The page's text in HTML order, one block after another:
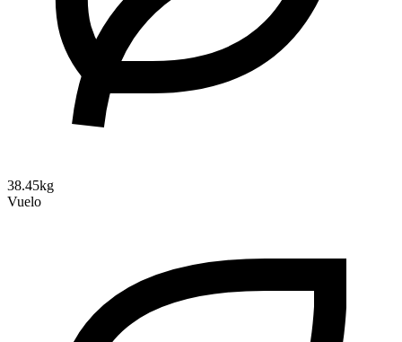
38.45kg
Vuelo